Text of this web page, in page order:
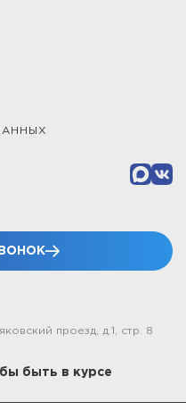
проезд, д.1, стр. 8
быть в курсе